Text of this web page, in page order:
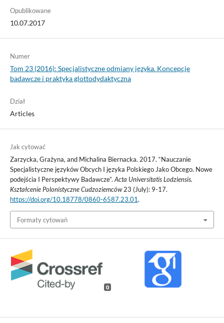
Opublikowane
10.07.2017
Numer
Tom 23 (2016): Specjalistyczne odmiany języka. Koncepcje
badawcze i praktyka glottodydaktyczna
Dział
Articles
Jak cytować
Zarzycka, Grażyna, and Michalina Biernacka. 2017. “Nauczanie
Specjalistyczne języków Obcych I języka Polskiego Jako Obcego. Nowe
podejścia I Perspektywy Badawcze”.Acta Universitatis Lodziensis.
Kształcenie Polonistyczne Cudzoziemców23 (July): 9-17.
https://doi.org/10.18778/0860-6587.23.01.
Formaty cytowań
0